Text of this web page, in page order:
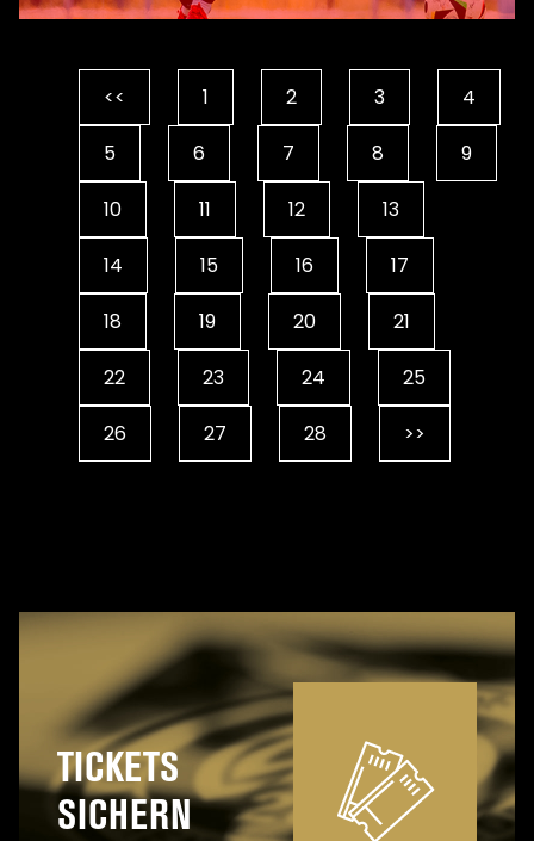
<< 1 2 3 4
5 6 7 8 9
10 11 12 13
14 15 16 17
18 19 20 21
22 23 24 25
26 27 28 >>
TICKETS
SICHERN